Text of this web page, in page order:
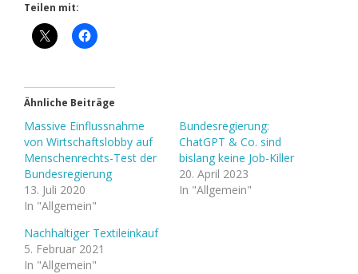
Teilen mit:
Ähnliche Beiträge
Massive Einflussnahme
von Wirtschaftslobby auf
Menschenrechts-Test der
Bundesregierung
13. Juli 2020
In "Allgemein"
Bundesregierung:
ChatGPT & Co. sind
bislang keine Job-Killer
20. April 2023
In "Allgemein"
Nachhaltiger Textileinkauf
5. Februar 2021
In "Allgemein"